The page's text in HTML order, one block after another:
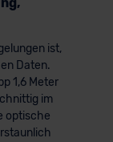
ist,
Daten.
1,6 Meter
im
optische